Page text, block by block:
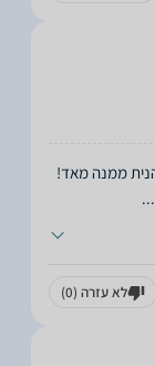
...
לא עזרה (0)